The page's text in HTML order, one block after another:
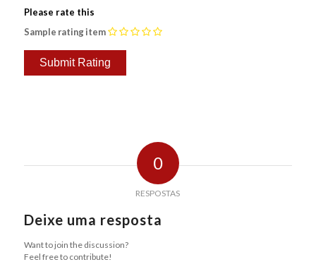
Please rate this
Sample rating item
0
RESPOSTAS
Deixe uma resposta
Want to join the discussion?
Feel free to contribute!